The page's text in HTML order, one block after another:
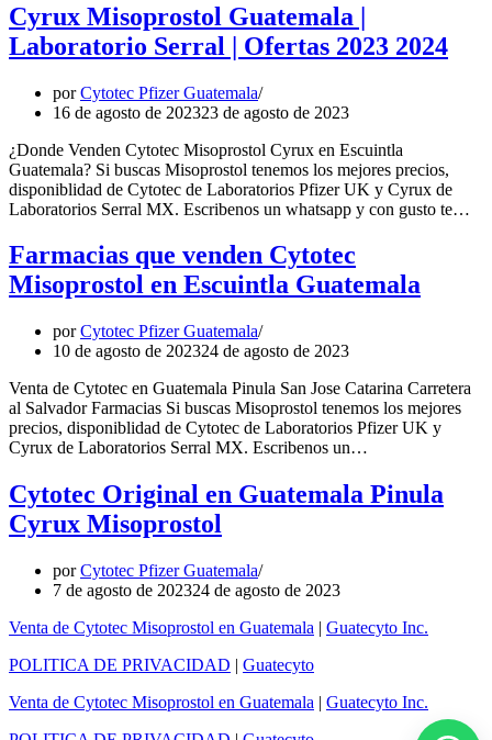
Cyrux Misoprostol Guatemala |
Laboratorio Serral | Ofertas 2023 2024
porCytotec Pfizer Guatemala
16 de agosto de 202323 de agosto de 2023
¿Donde Venden Cytotec Misoprostol Cyrux en Escuintla
Guatemala? Si buscas Misoprostol tenemos los mejores precios,
disponiblidad de Cytotec de Laboratorios Pfizer UK y Cyrux de
Laboratorios Serral MX. Escribenos un whatsapp y con gusto te…
Farmacias que venden Cytotec
Misoprostol en Escuintla Guatemala
porCytotec Pfizer Guatemala
10 de agosto de 202324 de agosto de 2023
Venta de Cytotec en Guatemala Pinula San Jose Catarina Carretera
al Salvador Farmacias Si buscas Misoprostol tenemos los mejores
precios, disponiblidad de Cytotec de Laboratorios Pfizer UK y
Cyrux de Laboratorios Serral MX. Escribenos un…
Cytotec Original en Guatemala Pinula
Cyrux Misoprostol
porCytotec Pfizer Guatemala
7 de agosto de 202324 de agosto de 2023
Venta de Cytotec Misoprostol en Guatemala | Guatecyto Inc.
POLITICA DE PRIVACIDAD | Guatecyto
Venta de Cytotec Misoprostol en Guatemala | Guatecyto Inc.